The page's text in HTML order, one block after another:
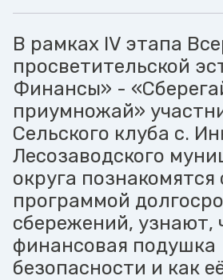
В рамках IV этапа
просветительской
Финансы» -
приумножай»
Сельского клуба с.
Лесозаводского
округа познакомятся
программой
сбережений, узнают,
финансовая подушка
безопасности и как